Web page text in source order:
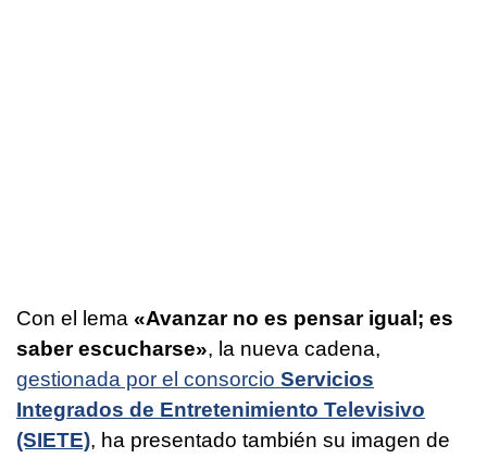
Con el lema «Avanzar no es pensar igual; es
saber escucharse», la nueva cadena,
gestionada por el consorcio Servicios
Integrados de Entretenimiento Televisivo
(SIETE), ha presentado también su imagen de